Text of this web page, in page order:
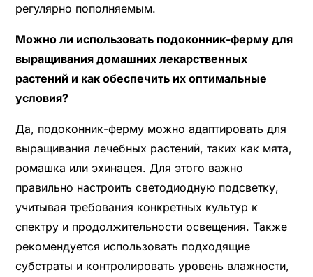
регулярно пополняемым.
Можно ли использовать подоконник-ферму для
выращивания домашних лекарственных
растений и как обеспечить их оптимальные
условия?
Да, подоконник-ферму можно адаптировать для
выращивания лечебных растений, таких как мята,
ромашка или эхинацея. Для этого важно
правильно настроить светодиодную подсветку,
учитывая требования конкретных культур к
спектру и продолжительности освещения. Также
рекомендуется использовать подходящие
субстраты и контролировать уровень влажности,